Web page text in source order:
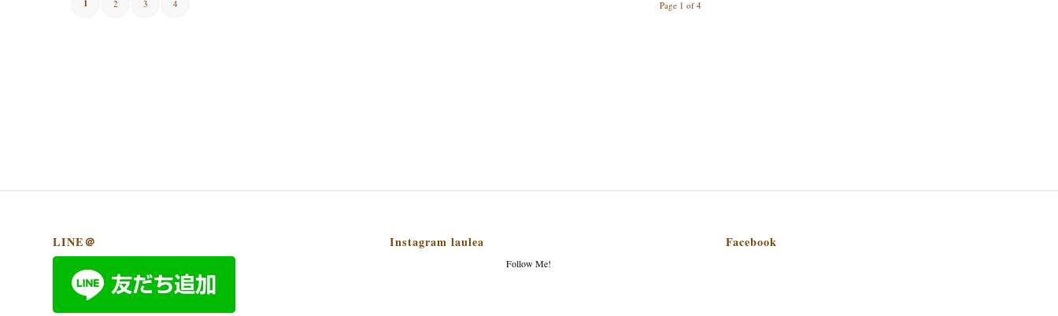
Page 1 of 4
1 2 3 4
LINE＠ Instagram laulea
Follow Me!
Facebook